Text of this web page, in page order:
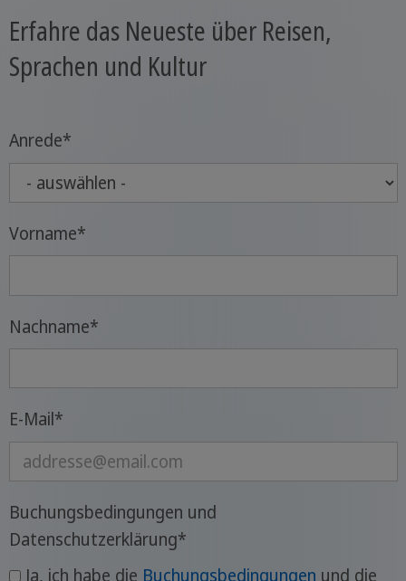
Erfahre das Neueste über Reisen,
Sprachen und Kultur
Anrede*
Vorname*
Nachname*
E-Mail*
Buchungsbedingungen und
Datenschutzerklärung*
Ja, ich habe die Buchungsbedingungen und die